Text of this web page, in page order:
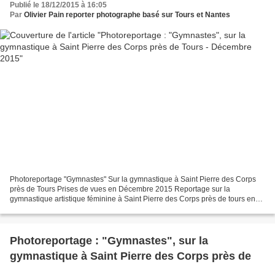
Publié le 18/12/2015 à 16:05
Par Olivier Pain reporter photographe basé sur Tours et Nantes
Photoreportage "Gymnastes" Sur la gymnastique à Saint Pierre des Corps
près de Tours Prises de vues en Décembre 2015 Reportage sur la
gymnastique artistique féminine à Saint Pierre des Corps près de tours en
Photoreportage : "Gymnastes", sur la
gymnastique à Saint Pierre des Corps près de